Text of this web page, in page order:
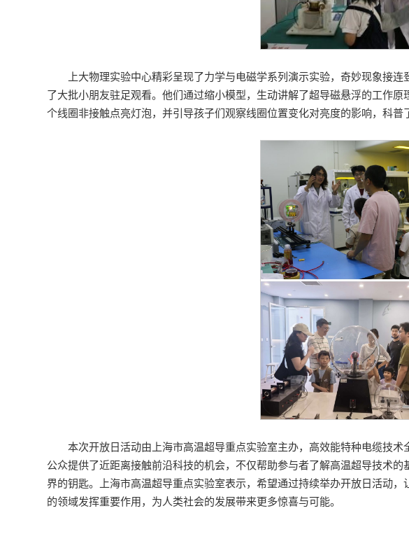
上大物理实验中心精彩呈现了力学与电磁学系列演示实验，奇妙现象接
了大批小朋友驻足观看。他们通过缩小模型，生动讲解了超导磁悬浮的工作
个线圈非接触点亮灯泡，并引导孩子们观察线圈位置变化对亮度的影响，科普
本次开放日活动由上海市高温超导重点实验室主办，高效能特种电缆技
公众提供了近距离接触前沿科技的机会，不仅帮助参与者了解高温超导技术
界的钥匙。上海市高温超导重点实验室表示，希望通过持续举办开放日活动
的领域发挥重要作用，为人类社会的发展带来更多惊喜与可能。